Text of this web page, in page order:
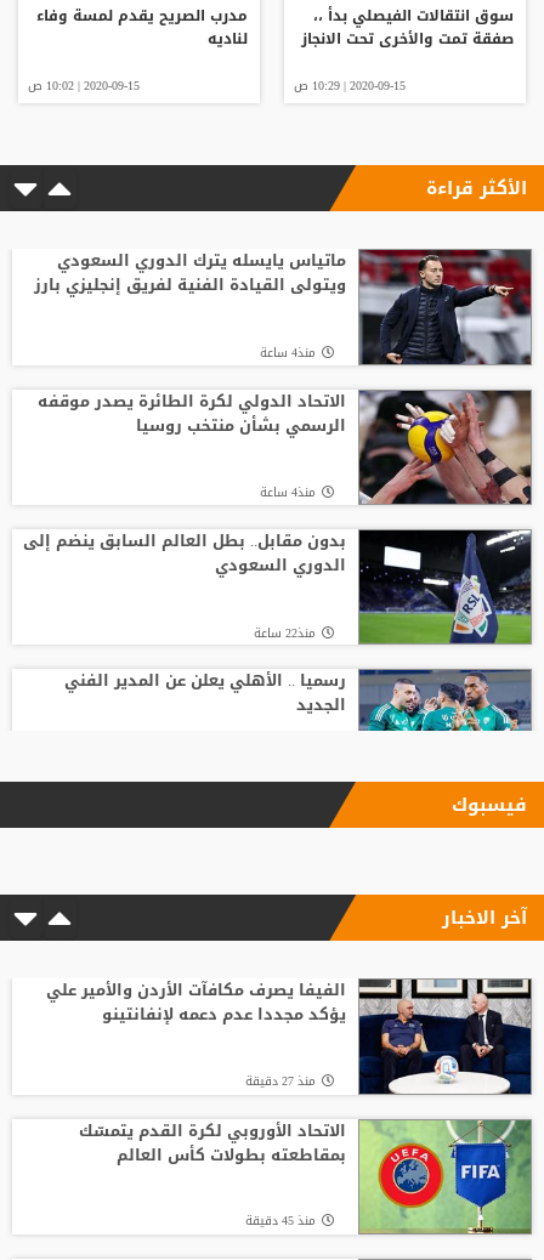
سوق انتقالات الفيصلي بدأ ،،
صفقة تمت والأخرى تحت الانجاز
2020-09-15 | 10:29 ص
مدرب الصريح يقدم لمسة وفاء
لناديه
2020-09-15 | 10:02 ص
الأكثر قراءة
ماتياس يايسله يترك الدوري السعودي
ويتولى القيادة الفنية لفريق إنجليزي بارز
منذ4 ساعة
الاتحاد الدولي لكرة الطائرة يصدر موقفه
الرسمي بشأن منتخب روسيا
منذ4 ساعة
بدون مقابل.. بطل العالم السابق ينضم إلى
الدوري السعودي
منذ22 ساعة
رسميا .. الأهلي يعلن عن المدير الفني
الجديد
أول صفقة أجنبية.. الاتحاد يعلن تعاقده مع
جديدًا
أسطورة التحكيم الإنجليزي يلحق بمحمد
صلاح في تركيا رسميًا
من الأهلي السعودي للبريميرليج.. يايسله
فيسبوك
آخر الاخبار
الفيفا يصرف مكافآت الأردن والأمير علي
يؤكد مجددا عدم دعمه لإنفانتينو
منذ 27 دقيقة
الاتحاد الأوروبي لكرة القدم يتمسّك
بمقاطعته بطولات كأس العالم
منذ 45 دقيقة